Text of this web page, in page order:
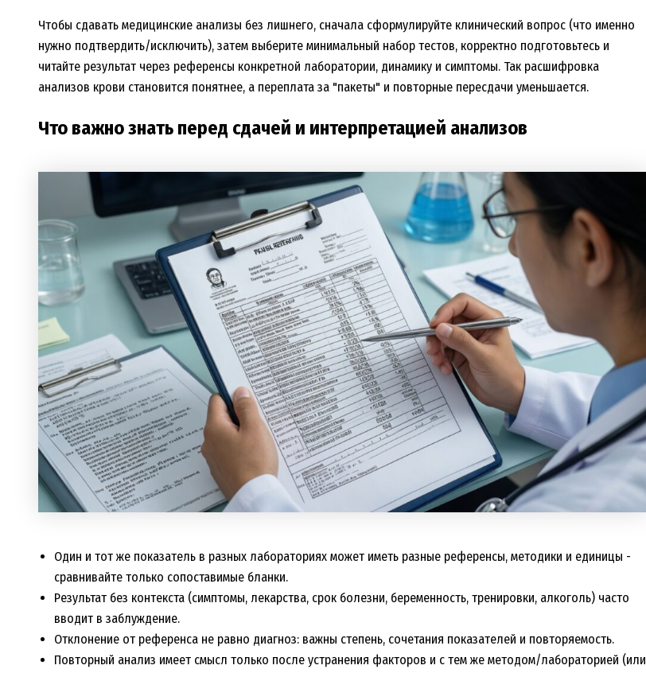
Чтобы сдавать медицинские анализы без лишнего, сначала сформулируйте клинический вопрос (что именно
нужно подтвердить/исключить), затем выберите минимальный набор тестов, корректно подготовьтесь и
читайте результат через референсы конкретной лаборатории, динамику и симптомы. Так расшифровка
анализов крови становится понятнее, а переплата за "пакеты" и повторные пересдачи уменьшается.
Что важно знать перед сдачей и интерпретацией анализов
Один и тот же показатель в разных лабораториях может иметь разные референсы, методики и единицы -
сравнивайте только сопоставимые бланки.
Результат без контекста (симптомы, лекарства, срок болезни, беременность, тренировки, алкоголь) часто
вводит в заблуждение.
Отклонение от референса не равно диагноз: важны степень, сочетания показателей и повторяемость.
Повторный анализ имеет смысл только после устранения факторов и с тем же методом/лабораторией (или